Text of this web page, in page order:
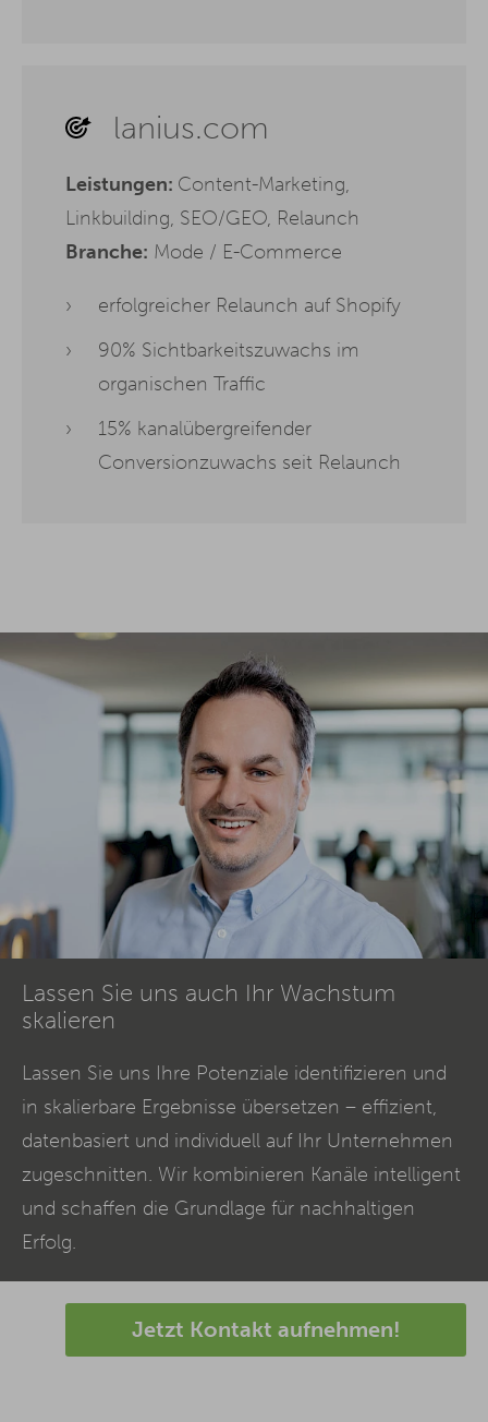
lanius.com
Leistungen: Content-Marketing,
Linkbuilding, SEO/GEO, Relaunch
Branche: Mode / E-Commerce
erfolgreicher Relaunch auf Shopify
90% Sichtbarkeitszuwachs im
organischen Traffic
15% kanalübergreifender
Conversionzuwachs seit Relaunch
Lassen Sie uns auch Ihr Wachstum
skalieren
Lassen Sie uns Ihre Potenziale identifizieren und
in skalierbare Ergebnisse übersetzen – effizient,
datenbasiert und individuell auf Ihr Unternehmen
zugeschnitten. Wir kombinieren Kanäle intelligent
und schaffen die Grundlage für nachhaltigen
Erfolg.
Jetzt Kontakt aufnehmen!